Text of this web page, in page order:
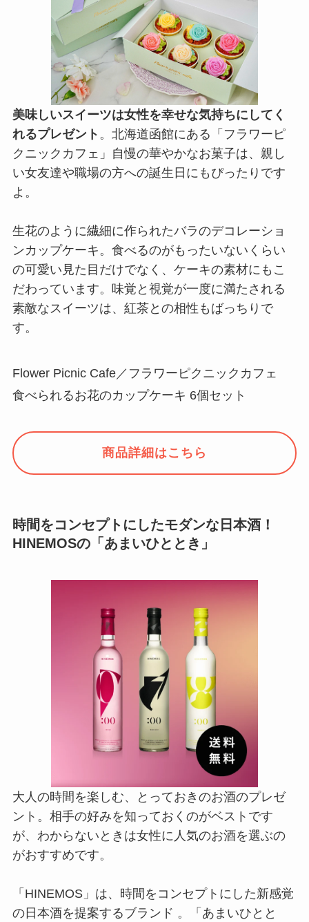
美味しいスイーツは女性を幸せな気持ちにしてく
れるプレゼント 。北海道函館にある「フラワーピ
クニックカフェ」自慢の華やかなお菓子は、親し
い女友達や職場の方への誕生日にもぴったりです
よ。
生花のように繊細に作られたバラのデコレーショ
ンカップケーキ。食べるのがもったいないくらい
の可愛い見た目だけでなく、ケーキの素材にもこ
だわっています。味覚と視覚が一度に満たされる
素敵なスイーツは、紅茶との相性もばっちりで
す。
Flower Picnic Cafe／フラワーピクニックカフェ
食べられるお花のカップケーキ 6個セット
商品詳細はこちら
時間をコンセプトにしたモダンな日本酒！
HINEMOSの「あまいひととき」
大人の時間を楽しむ、とっておきのお酒のプレゼ
ント。相手の好みを知っておくのがベストです
が、わからないときは女性に人気のお酒を選ぶの
がおすすめです。
「HINEMOS」は、時間をコンセプトにした新感覚
の日本酒を提案するブランド 。「あまいひとと